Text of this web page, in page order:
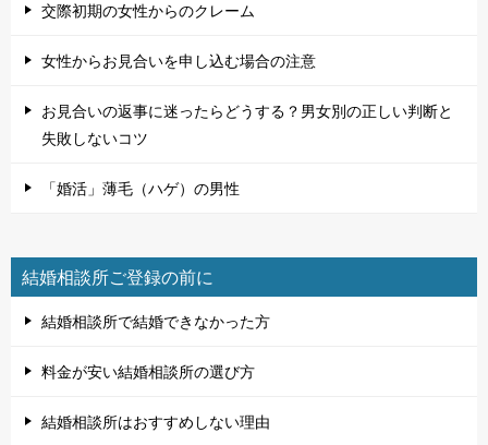
交際初期の女性からのクレーム
女性からお見合いを申し込む場合の注意
お見合いの返事に迷ったらどうする？男女別の正しい判断と
失敗しないコツ
「婚活」薄毛（ハゲ）の男性
結婚相談所ご登録の前に
結婚相談所で結婚できなかった方
料金が安い結婚相談所の選び方
結婚相談所はおすすめしない理由